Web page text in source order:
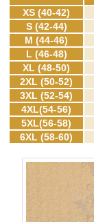
XS (40-42)
S (42-44)
M (44-46)
L (46-48)
XL (48-50)
2XL (50-52)
3XL (52-54)
4XL(54-56)
5XL(56-58)
6XL (58-60)